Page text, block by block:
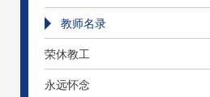
教师名录
荣休教工
永远怀念